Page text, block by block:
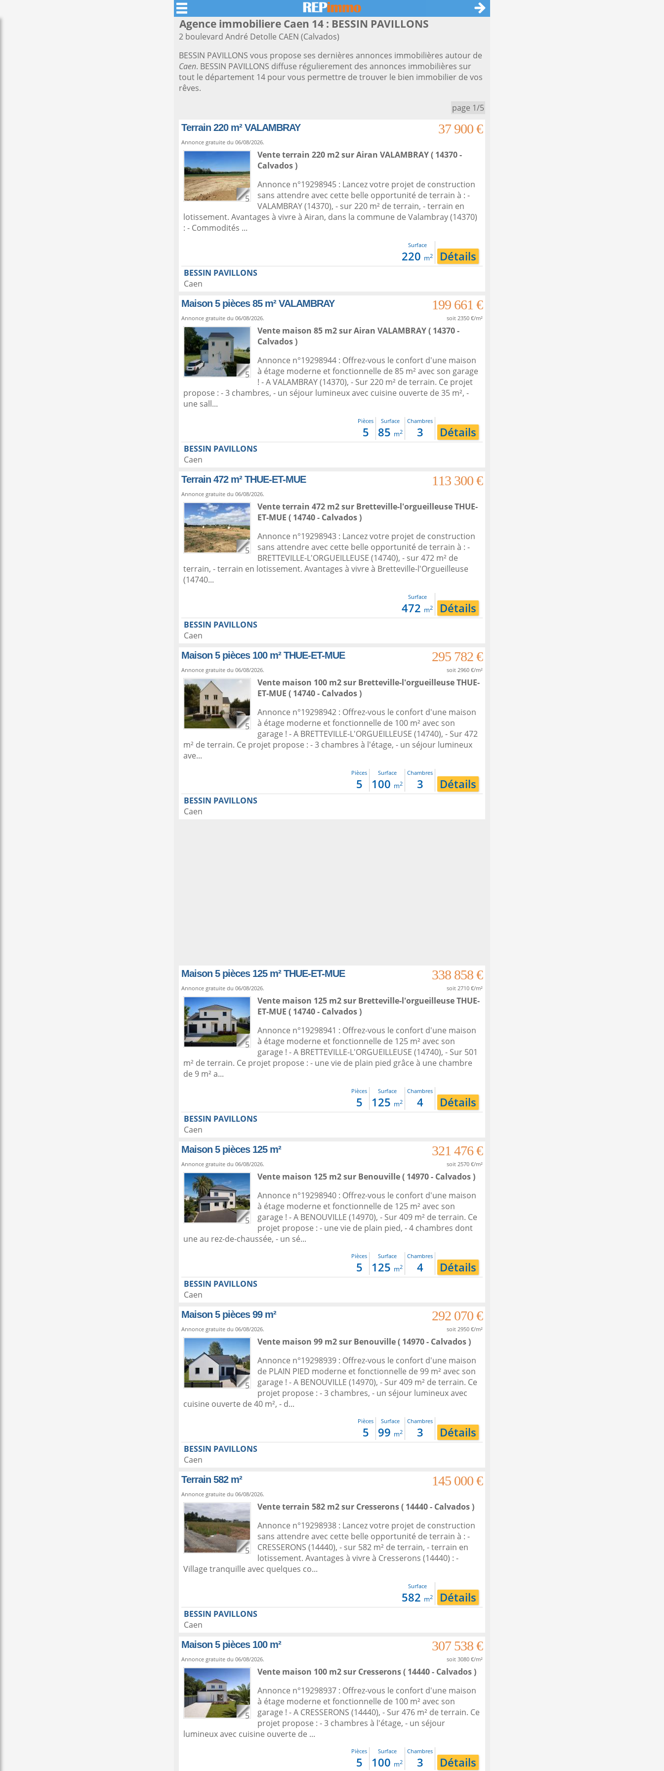
Agence immobiliere Caen 14 : BESSIN PAVILLONS
2 boulevard André Detolle CAEN (Calvados)
BESSIN PAVILLONS vous propose ses dernières annonces immobilières autour de
Caen. BESSIN PAVILLONS diffuse régulierement des annonces immobilières sur
tout le département 14 pour vous permettre de trouver le bien immobilier de vos
rêves.
page 1/5
Terrain 220 m² VALAMBRAY
37 900 €
Annonce gratuite du 06/08/2026.
5
Vente terrain 220 m2surAiran VALAMBRAY ( 14370 -
Calvados )
Annonce n°19298945 : Lancez votre projet de construction
sans attendre avec cette belle opportunité de terrain à : -
VALAMBRAY (14370), - sur 220 m² de terrain, - terrain en
lotissement. Avantages à vivre à Airan, dans la commune de Valambray (14370)
: - Commodités ...
Surface
220 m2 Détails
BESSIN PAVILLONS
Caen
Maison 5 pièces 85 m² VALAMBRAY
199 661 €
Annonce gratuite du 06/08/2026. soit 2350 €/m²
5
Vente maison 85 m2surAiran VALAMBRAY ( 14370 -
Calvados )
Annonce n°19298944 : Offrez-vous le confort d'une maison
à étage moderne et fonctionnelle de 85 m² avec son garage
! - A VALAMBRAY (14370), - Sur 220 m² de terrain. Ce projet
propose : - 3 chambres, - un séjour lumineux avec cuisine ouverte de 35 m², -
une sall...
Pièces
5
Surface
85 m2
Chambres
3 Détails
BESSIN PAVILLONS
Caen
Terrain 472 m² THUE-ET-MUE
113 300 €
Annonce gratuite du 06/08/2026.
5
Vente terrain 472 m2sur Bretteville-l'orgueilleuseTHUE-
ET-MUE ( 14740 - Calvados )
Annonce n°19298943 : Lancez votre projet de construction
sans attendre avec cette belle opportunité de terrain à : -
BRETTEVILLE-L'ORGUEILLEUSE (14740), - sur 472 m² de
terrain, - terrain en lotissement. Avantages à vivre à Bretteville-l'Orgueilleuse
(14740...
Surface
472 m2 Détails
BESSIN PAVILLONS
Caen
Maison 5 pièces 100 m² THUE-ET-MUE
295 782 €
Annonce gratuite du 06/08/2026. soit 2960 €/m²
5
Vente maison 100 m2sur Bretteville-l'orgueilleuseTHUE-
ET-MUE ( 14740 - Calvados )
Annonce n°19298942 : Offrez-vous le confort d'une maison
à étage moderne et fonctionnelle de 100 m² avec son
garage ! - A BRETTEVILLE-L'ORGUEILLEUSE (14740), - Sur 472
m² de terrain. Ce projet propose : - 3 chambres à l'étage, - un séjour lumineux
ave...
Pièces
5
Surface
100 m2
Chambres
3 Détails
BESSIN PAVILLONS
Caen
Maison 5 pièces 125 m² THUE-ET-MUE 338 858 €
Annonce gratuite du 06/08/2026. soit 2710 €/m²
5
Vente maison 125 m2sur Bretteville-l'orgueilleuseTHUE-
ET-MUE ( 14740 - Calvados )
Annonce n°19298941 : Offrez-vous le confort d'une maison
à étage moderne et fonctionnelle de 125 m² avec son
garage ! - A BRETTEVILLE-L'ORGUEILLEUSE (14740), - Sur 501
m² de terrain. Ce projet propose : - une vie de plain pied grâce à une chambre
de 9 m² a...
Pièces
5
Surface
125 m2
Chambres
4 Détails
BESSIN PAVILLONS
Caen
Maison 5 pièces 125 m²
321 476 €
Annonce gratuite du 06/08/2026. soit 2570 €/m²
5
Vente maison 125 m2sur Benouville( 14970 - Calvados )
Annonce n°19298940 : Offrez-vous le confort d'une maison
à étage moderne et fonctionnelle de 125 m² avec son
garage ! - A BENOUVILLE (14970), - Sur 409 m² de terrain. Ce
projet propose : - une vie de plain pied, - 4 chambres dont
une au rez-de-chaussée, - un sé...
Pièces
5
Surface
125 m2
Chambres
4 Détails
BESSIN PAVILLONS
Caen
Maison 5 pièces 99 m²
292 070 €
Annonce gratuite du 06/08/2026. soit 2950 €/m²
5
Vente maison 99 m2sur Benouville( 14970 - Calvados )
Annonce n°19298939 : Offrez-vous le confort d'une maison
de PLAIN PIED moderne et fonctionnelle de 99 m² avec son
garage ! - A BENOUVILLE (14970), - Sur 409 m² de terrain. Ce
projet propose : - 3 chambres, - un séjour lumineux avec
cuisine ouverte de 40 m², - d...
Pièces
5
Surface
99 m2
Chambres
3 Détails
BESSIN PAVILLONS
Caen
Terrain 582 m²
145 000 €
Annonce gratuite du 06/08/2026.
5
Vente terrain 582 m2sur Cresserons( 14440 - Calvados )
Annonce n°19298938 : Lancez votre projet de construction
sans attendre avec cette belle opportunité de terrain à : -
CRESSERONS (14440), - sur 582 m² de terrain, - terrain en
lotissement. Avantages à vivre à Cresserons (14440) : -
Village tranquille avec quelques co...
Surface
582 m2 Détails
BESSIN PAVILLONS
Caen
Maison 5 pièces 100 m²
307 538 €
Annonce gratuite du 06/08/2026. soit 3080 €/m²
5
Vente maison 100 m2sur Cresserons( 14440 - Calvados )
Annonce n°19298937 : Offrez-vous le confort d'une maison
à étage moderne et fonctionnelle de 100 m² avec son
garage ! - A CRESSERONS (14440), - Sur 476 m² de terrain. Ce
projet propose : - 3 chambres à l'étage, - un séjour
lumineux avec cuisine ouverte de ...
Pièces
5
Surface
100 m2
Chambres
3 Détails